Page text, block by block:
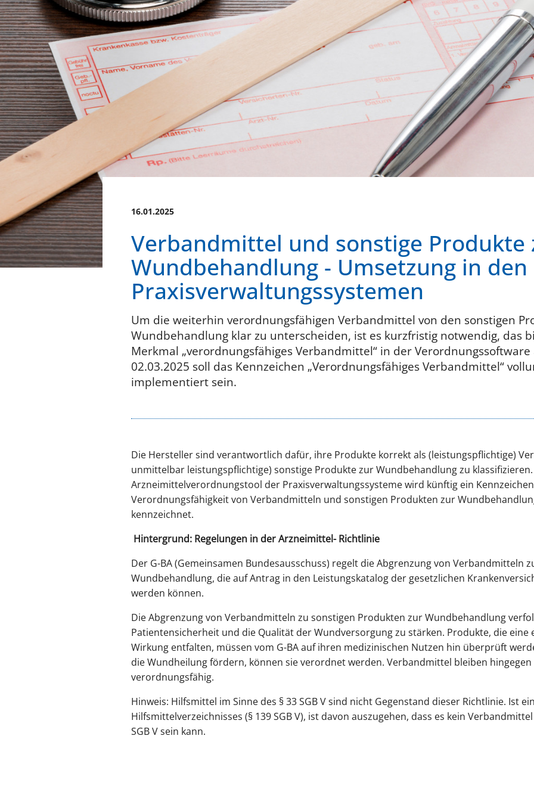
16.01.2025
Verbandmittel und sonstige Produkte
Wundbehandlung - Umsetzung in den
Praxisverwaltungssystemen
Um die weiterhin verordnungsfähigen Verbandmittel von den sonstigen
Wundbehandlung klar zu unterscheiden, ist es kurzfristig notwendig, das
Merkmal „verordnungsfähiges Verbandmittel“ in der Verordnungssoftware
02.03.2025 soll das Kennzeichen „Verordnungsfähiges Verbandmittel“
implementiert sein.
Die Hersteller sind verantwortlich dafür, ihre Produkte korrekt als (leistungspflichtige)
unmittelbar leistungspflichtige) sonstige Produkte zur Wundbehandlung zu
Arzneimittelverordnungstool der Praxisverwaltungssysteme wird künftig ein
Verordnungsfähigkeit von Verbandmitteln und sonstigen Produkten zur
kennzeichnet.
Hintergrund: Regelungen in der Arzneimittel- Richtlinie
Der G-BA (Gemeinsamen Bundesausschuss) regelt die Abgrenzung von Verbandmitteln
Wundbehandlung, die auf Antrag in den Leistungskatalog der gesetzlichen
werden können.
Die Abgrenzung von Verbandmitteln zu sonstigen Produkten zur Wundbehandlung
Patientensicherheit und die Qualität der Wundversorgung zu stärken. Produkte, die
Wirkung entfalten, müssen vom G-BA auf ihren medizinischen Nutzen hin überprüft
die Wundheilung fördern, können sie verordnet werden. Verbandmittel bleiben
verordnungsfähig.
Hinweis: Hilfsmittel im Sinne des § 33 SGB V sind nicht Gegenstand dieser Richtlinie. Ist
Hilfsmittelverzeichnisses (§ 139 SGB V), ist davon auszugehen, dass es kein
SGB V sein kann.